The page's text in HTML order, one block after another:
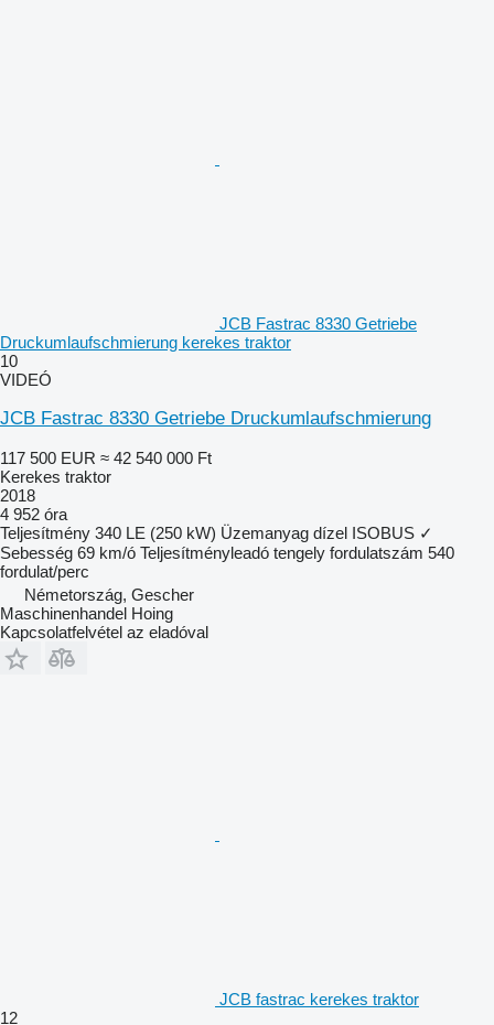
JCB Fastrac 8330 Getriebe
Druckumlaufschmierung kerekes traktor
10
VIDEÓ
JCB Fastrac 8330 Getriebe Druckumlaufschmierung
117 500 EUR ≈ 42 540 000 Ft
Kerekes traktor
2018
4 952 óra
Teljesítmény 340 LE (250 kW) Üzemanyag dízel ISOBUS ✓
Sebesség 69 km/ó Teljesítményleadó tengely fordulatszám 540
fordulat/perc
Németország, Gescher
Maschinenhandel Hoing
Kapcsolatfelvétel az eladóval
JCB fastrac kerekes traktor
12